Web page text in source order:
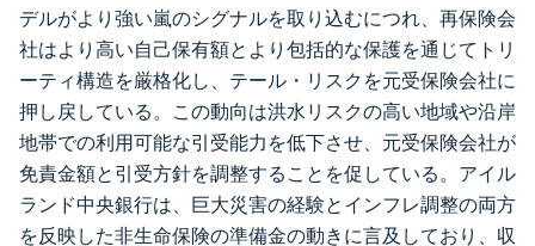
デルがより強い嵐のシグナルを取り込むにつれ、再保険会
社はより高い自己保有額とより包括的な保護を通じてトリ
ーティ構造を厳格化し、テール・リスクを元受保険会社に
押し戻している。この動向は洪水リスクの高い地域や沿岸
地帯での利用可能な引受能力を低下させ、元受保険会社が
免責金額と引受方針を調整することを促している。アイル
ランド中央銀行は、巨大災害の経験とインフレ調整の両方
を反映した非生命保険の準備金の動きに言及しており、収